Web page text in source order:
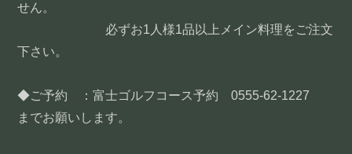
せん。
必ずお1人様1品以上メイン料理をご注文
下さい。
◆ご予約 ：富士ゴルフコース予約 0555-62-1227
までお願いします。